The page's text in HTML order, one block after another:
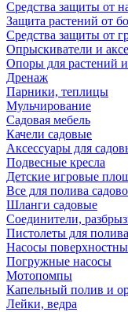
Средства защиты от
Защита растений от
Средства защиты от
Опрыскиватели и
Опоры для растений
Дренаж
Парники, теплицы
Мульчирование
Садовая мебель
Качели садовые
Аксессуары для
Подвесные кресла
Детские игровые
Все для полива
Шланги садовые
Соединители,
Пистолеты для
Насосы
Погружные насосы
Мотопомпы
Капельный полив и
Лейки, ведра